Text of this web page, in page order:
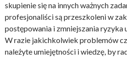
skupienie się na innych ważnych
profesjonaliści są przeszkoleni w
postępowania i zmniejszania ryzyka
W razie jakichkolwiek problemów
należyte umiejętności i wiedzę, by